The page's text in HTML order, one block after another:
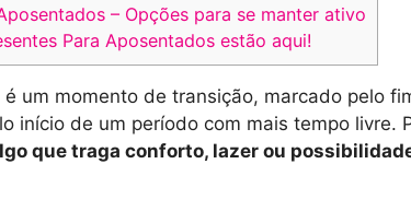
– Opções para se manter ativo
Para Aposentados estão aqui!
um momento de transição, marcado pelo
início de um período com mais tempo livre.
que traga conforto, lazer ou